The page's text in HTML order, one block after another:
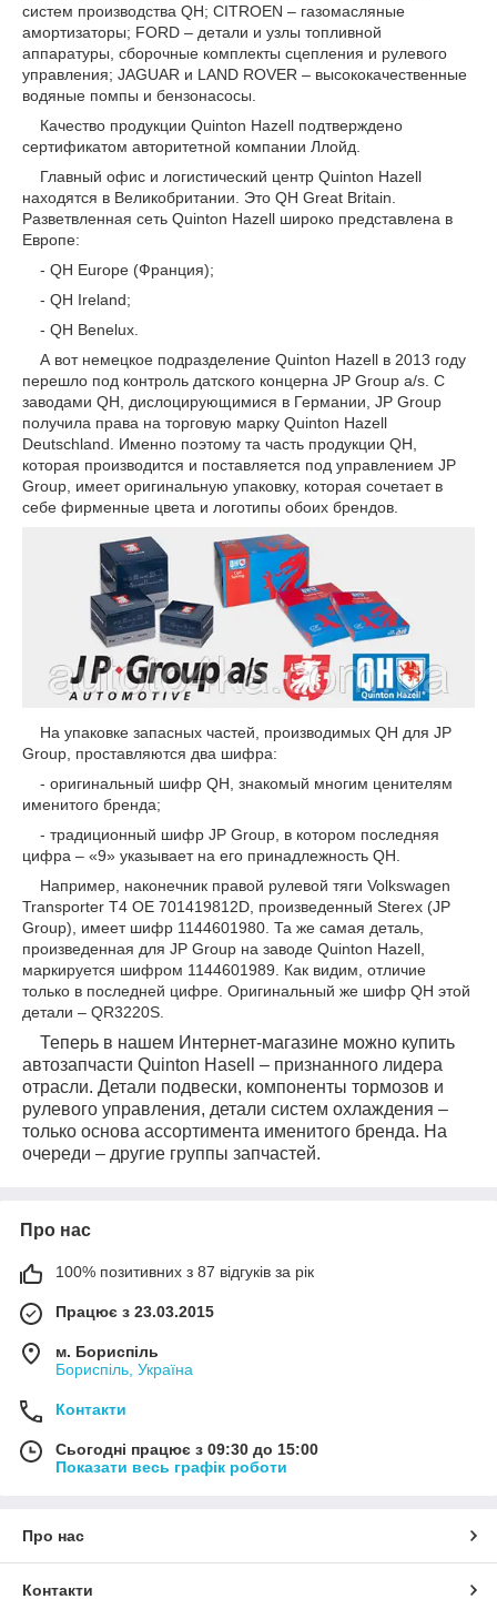
систем производства QH; CITROEN – газомасляные
амортизаторы; FORD – детали и узлы топливной
аппаратуры, сборочные комплекты сцепления и рулевого
управления; JAGUAR и LAND ROVER – высококачественные
водяные помпы и бензонасосы.
Качество продукции Quinton Hazell подтверждено
сертификатом авторитетной компании Ллойд.
Главный офис и логистический центр Quinton Hazell
находятся в Великобритании. Это QH Great Britain.
Разветвленная сеть Quinton Hazell широко представлена в
Европе:
- QH Europe (Франция);
- QH Ireland;
- QH Benelux.
А вот немецкое подразделение Quinton Hazell в 2013 году
перешло под контроль датского концерна JP Group a/s. С
заводами QH, дислоцирующимися в Германии , JP Group
получила права на торговую марку Quinton Hazell
Deutschland. Именно поэтому та часть продукции QH,
которая производится и поставляется под управлением JP
Group, имеет оригинальную упаковку, которая сочетает в
себе фирменные цвета и логотипы обоих брендов.
На упаковке запасных частей, производимых QH для JP
Group, проставляются два шифра:
- оригинальный шифр QH, знакомый многим ценителям
именитого бренда;
- традиционный шифр JP Group, в котором последняя
цифра – «9» указывает на его принадлежность QH.
Например, наконечник правой рулевой тяги Volkswagen
Transporter T4 OE 701419812D, произведенный Sterex (JP
Group), имеет шифр 1144601980. Та же самая деталь,
произведенная для JP Group на заводе Quinton Hazell,
маркируется шифром 1144601989. Как видим, отличие
только в последней цифре. Оригинальный же шифр QH этой
детали – QR3220S.
Теперь в нашем Интернет-магазине можно купить
автозапчасти Quinton Hasell – признанного лидера
отрасли. Детали подвески, компоненты тормозов и
рулевого управления, детали систем охлаждения –
только основа ассортимента именитого бренда. На
очереди – другие группы запчастей.
Про нас
100% позитивних з 87 відгуків за рік
Працює з 23.03.2015
м. Бориспіль
Бориспіль, Україна
Контакти
Сьогодні працює з 09:30 до 15:00
Показати весь графік роботи
Про нас
Контакти